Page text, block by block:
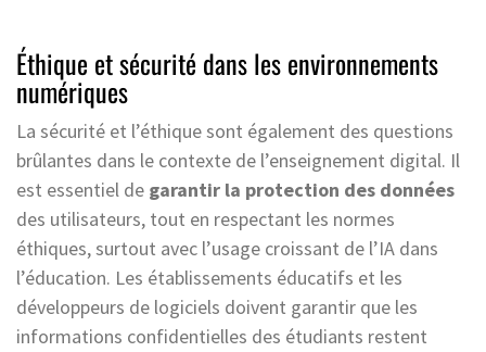
Éthique et sécurité dans les environnements
numériques
La sécurité et l’éthique sont également des questions
brûlantes dans le contexte de l’enseignement digital. Il
est essentiel de garantir la protection des données
des utilisateurs, tout en respectant les normes
éthiques, surtout avec l’usage croissant de l’IA dans
l’éducation. Les établissements éducatifs et les
développeurs de logiciels doivent garantir que les
informations confidentielles des étudiants restent